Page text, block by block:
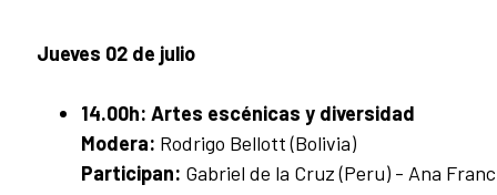
Jueves 02 de julio
14.00h: Artes escénicas y diversidad
Modera: Rodrigo Bellott (Bolivia)
Participan: Gabriel de la Cruz (Peru) - Ana